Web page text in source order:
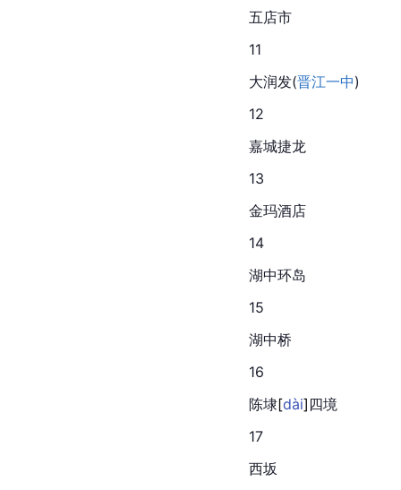
五店市
11
大润发(晋江一中)
12
嘉城捷龙
13
金玛酒店
14
湖中环岛
15
湖中桥
16
陈埭[dài] 四境
17
西坂